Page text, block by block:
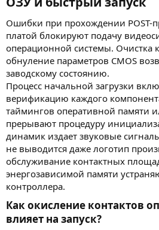
Ошибки при прохождении POST-
платой блокируют подачу
операционной системы. Очистка
обнуление параметров CMOS
заводскому состоянию.
Процесс начальной загрузки
верификацию каждого
таймингов оперативной памяти
прерывают процедуру
динамик издает звуковые
не выводится даже логотип
обслуживание контактных
энергозависимой памяти
контроллера.
Как окисление контактов
влияет на запуск?​